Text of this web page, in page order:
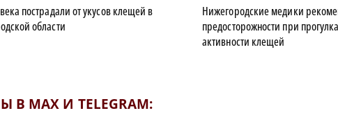
пострадали от укусов клещей в
области
Нижегородские медики
предосторожности при
активности клещей
MAX И TELEGRAM: